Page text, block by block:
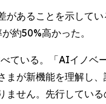
あることを示して
約50%高かった。
いる。「AIイノベ
が新機能を理解し
せん。先行してい